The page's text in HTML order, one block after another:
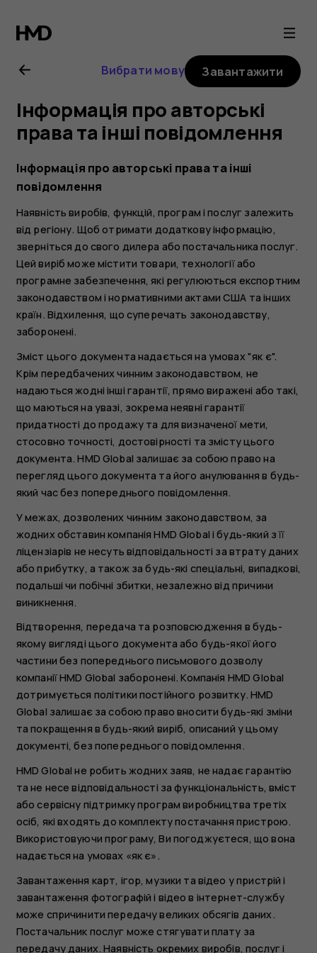
Посібник
користувача
Nokia
6.2
Вибрати мову Завантажити
Інформація про авторські
права та інші повідомлення
Інформація про авторські права та інші
повідомлення
Наявність виробів, функцій, програм і послуг залежить
від регіону. Щоб отримати додаткову інформацію,
зверніться до свого дилера або постачальника послуг.
Цей виріб може містити товари, технології або
програмне забезпечення, які регулюються експортним
законодавством і нормативними актами США та інших
країн. Відхилення, що суперечать законодавству,
заборонені.
Зміст цього документа надається на умовах "як є".
Крім передбачених чинним законодавством, не
надаються жодні інші гарантії, прямо виражені або такі,
що маються на увазі, зокрема неявні гарантії
придатності до продажу та для визначеної мети,
стосовно точності, достовірності та змісту цього
документа. HMD Global залишає за собою право на
перегляд цього документа та його анулювання в будь-
який час без попереднього повідомлення.
У межах, дозволених чинним законодавством, за
жодних обставин компанія HMD Global і будь-який з її
ліцензіарів не несуть відповідальності за втрату даних
або прибутку, а також за будь-які спеціальні, випадкові,
подальші чи побічні збитки, незалежно від причини
виникнення.
Відтворення, передача та розповсюдження в будь-
якому вигляді цього документа або будь-якої його
частини без попереднього письмового дозволу
компанії HMD Global заборонені. Компанія HMD Global
дотримується політики постійного розвитку. HMD
Global залишає за собою право вносити будь-які зміни
та покращення в будь-який виріб, описаний у цьому
документі, без попереднього повідомлення.
HMD Global не робить жодних заяв, не надає гарантію
та не несе відповідальності за функціональність, вміст
або сервісну підтримку програм виробництва третіх
осіб, які входять до комплекту постачання пристрою.
Використовуючи програму, Ви погоджуєтеся, що вона
надається на умовах «як є».
Завантаження карт, ігор, музики та відео у пристрій і
завантаження фотографій і відео в інтернет-службу
може спричинити передачу великих обсягів даних.
Постачальник послуг може стягувати плату за
передачу даних. Наявність окремих виробів, послуг і